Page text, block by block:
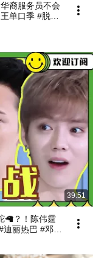
裔服务员不会
单口季 #脱口
39:51
🦙？！陈伟霆
丽热巴 #邓超